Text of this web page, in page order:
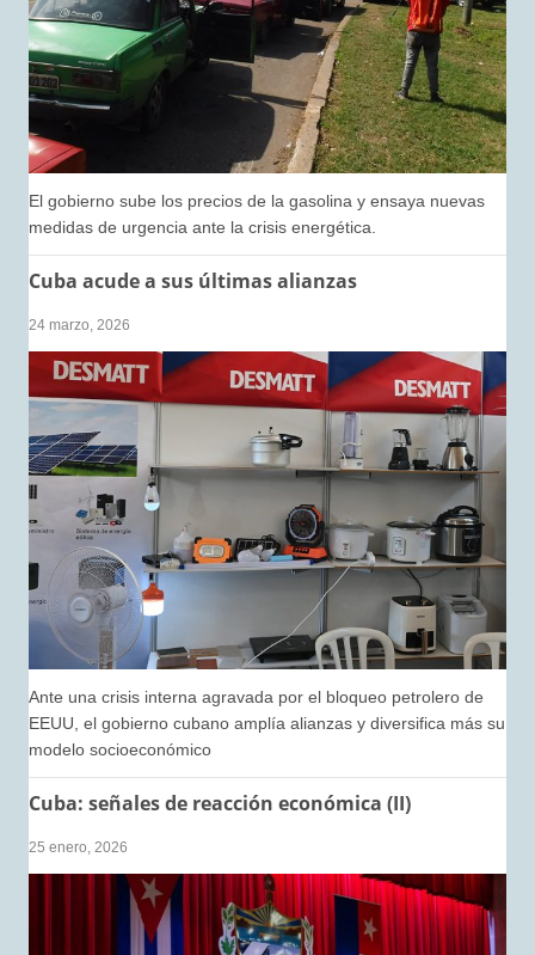
El gobierno sube los precios de la gasolina y ensaya nuevas
medidas de urgencia ante la crisis energética.
Cuba acude a sus últimas alianzas
24 marzo, 2026
Ante una crisis interna agravada por el bloqueo petrolero de
EEUU, el gobierno cubano amplía alianzas y diversifica más su
modelo socioeconómico
Cuba: señales de reacción económica (II)
25 enero, 2026